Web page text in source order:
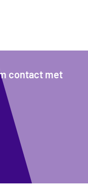
contact met